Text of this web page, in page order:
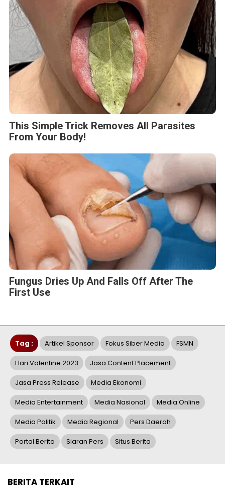
This Simple Trick Removes All Parasites
From Your Body!
Fungus Dries Up And Falls Off After The
First Use
Tag : Artikel Sponsor Fokus Siber Media FSMN
Hari Valentine 2023 Jasa Content Placement
Jasa Press Release Media Ekonomi
Media Entertainment Media Nasional Media Online
Media Politik Media Regional Pers Daerah
Portal Berita Siaran Pers Situs Berita
BERITA TERKAIT